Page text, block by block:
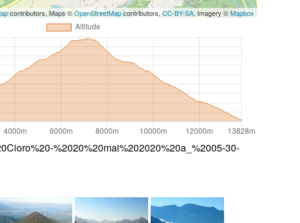
contributors, Maps ©OpenStreetMapcontributors,CC-BY-SA, Imagery ©Mapbox
%2020%20mai%202020%20a_%2005-30-